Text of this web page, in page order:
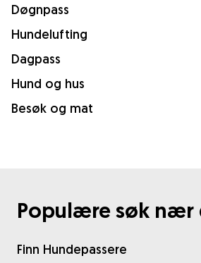
Døgnpass
Hundelufting
Dagpass
Hund og hus
Besøk og mat
Populære søk nær
Finn Hundepassere